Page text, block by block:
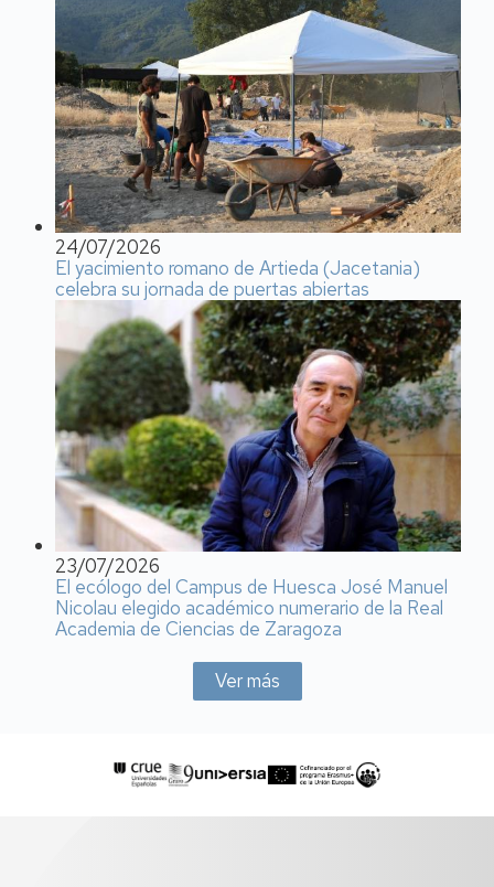
24/07/2026
El yacimiento romano de Artieda (Jacetania)
celebra su jornada de puertas abiertas
23/07/2026
El ecólogo del Campus de Huesca José Manuel
Nicolau elegido académico numerario de la Real
Academia de Ciencias de Zaragoza
Ver más